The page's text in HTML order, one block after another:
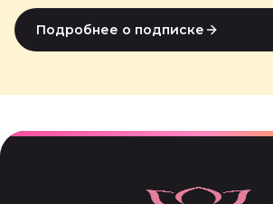
Подробнее о подписке